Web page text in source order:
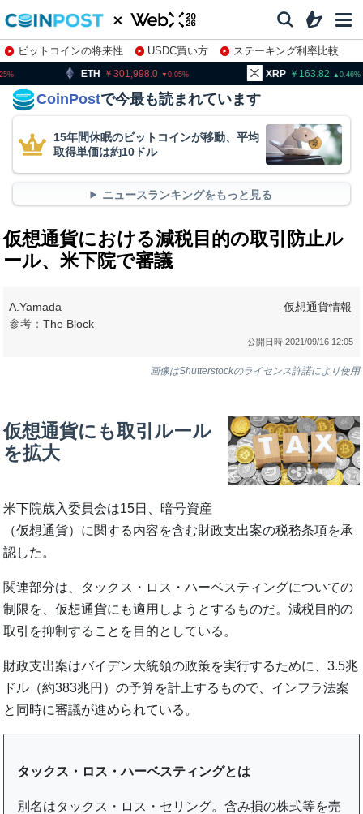
ビットコインの将来性 USDC買い方
ステーキング利率比較
株特集・関連銘柄
301,998.0 0.05 XRP BNB
CoinPostで今最も読まれています
15年間休眠のビットコインが移動、平均
取得単価は約10ドル
ニュースランキングをもっと見る
仮想通貨における減税目的の取引防止ル
ール、米下院で審議
A.Yamada
参考：The Block
仮想通貨情報
公開日時:2021/09/16 12:05
画像はShutterstockのライセンス許諾により使用
仮想通貨にも取引ルール
を拡大
米下院歳入委員会は15日、暗号資産
（仮想通貨）に関する内容を含む財政支出案の税務条項を承
認した。
関連部分は、タックス・ロス・ハーベスティングについての
制限を、仮想通貨にも適用しようとするものだ。減税目的の
取引を抑制することを目的としている。
財政支出案はバイデン大統領の政策を実行するために、3.5兆
ドル（約383兆円）の予算を計上するもので、インフラ法案
と同時に審議が進められている。
タックス・ロス・ハーベスティングとは
別名はタックス・ロス・セリング。含み損の株式等を売